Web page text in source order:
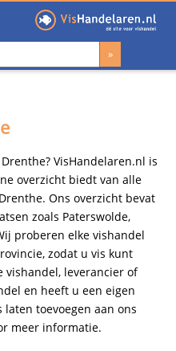
VisHandelaren.nl is
overzicht biedt van alle
Ons overzicht bevat
zoals Paterswolde,
proberen elke vishandel
zodat u vis kunt
vishandel, leverancier of
en heeft u een eigen
toevoegen aan ons
meer informatie.